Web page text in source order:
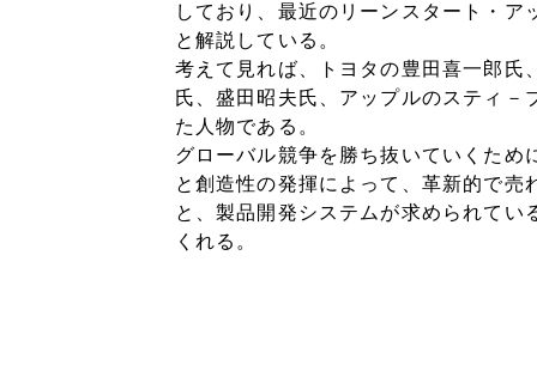
しており、最近のリーンスタート・
と解説している。
考えて見れば、トヨタの豊田喜一郎氏
氏、盛田昭夫氏、アップルのスティ
た人物である。
グローバル競争を勝ち抜いていくた
と創造性の発揮によって、革新的で
と、製品開発システムが求められて
くれる。